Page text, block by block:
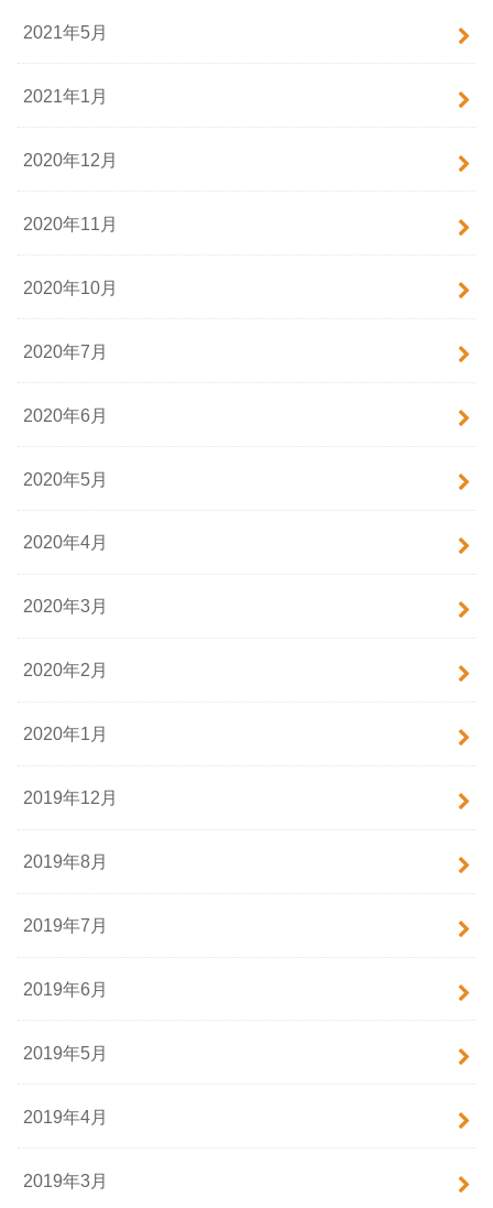
2021年5月
2021年1月
2020年12月
2020年11月
2020年10月
2020年7月
2020年6月
2020年5月
2020年4月
2020年3月
2020年2月
2020年1月
2019年12月
2019年8月
2019年7月
2019年6月
2019年5月
2019年4月
2019年3月